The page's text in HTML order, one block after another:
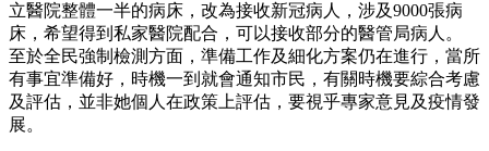
立醫院整體一半的病床，改為接收新冠病人，涉及9000張病
床，希望得到私家醫院配合，可以接收部分的醫管局病人。
至於全民強制檢測方面，準備工作及細化方案仍在進行，當所
有事宜準備好，時機一到就會通知市民，有關時機要綜合考慮
及評估，並非她個人在政策上評估，要視乎專家意見及疫情發
展。